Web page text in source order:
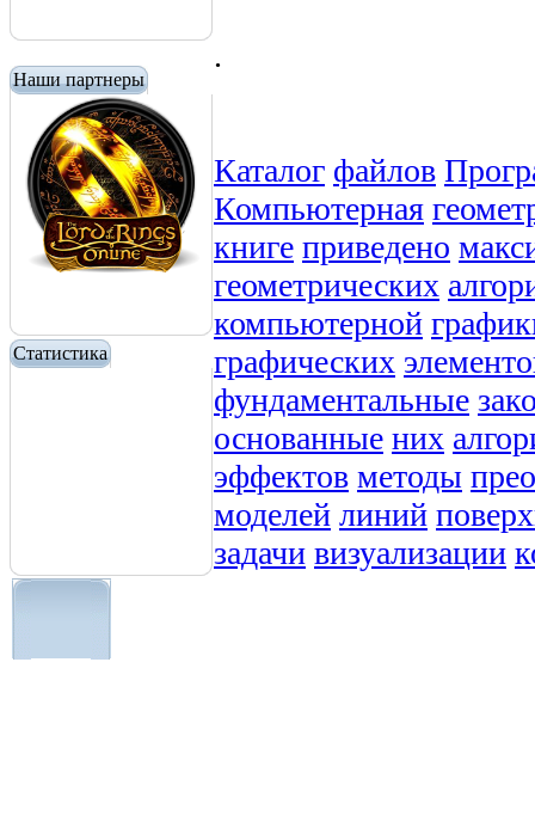
Наши партнеры
Статистика
.
Каталог файлов
Компьютерная
книге приведено
геометрических
компьютерной
графических
фундаментальные
основанные них
эффектов методы
моделей линий
задачи визуализации